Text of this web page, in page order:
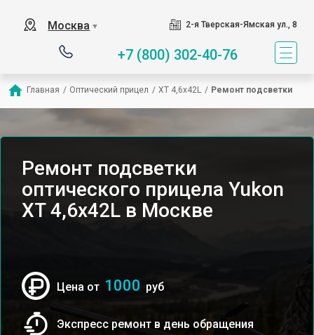
Москва ▼ 2-я Тверская-Ямская ул., 8
+7 (800) 302-40-76
Главная / Оптический прицел / XT 4,6x42L / Ремонт подсветки
Ремонт подсветки
оптического прицела Yukon
XT 4,6x42L в Москве
Цена от 1000 руб
Экспресс ремонт в день обращения